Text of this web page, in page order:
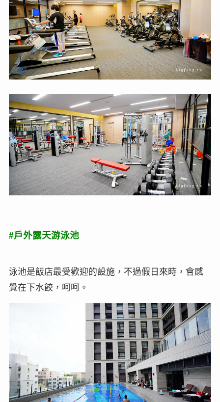
#戶外露天游泳池
泳池是飯店最受歡迎的設施，不過假日來時，會感
覺在下水餃，呵呵。